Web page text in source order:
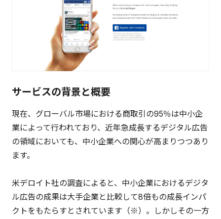
サービスの背景と概要
現在、グローバル市場における商取引の95％は中小企
業によって行われており、近年急成長するデジタル広告
の領域においても、中小企業への関心が高まりつつあり
ます。
米デロイト社の調査によると、中小企業におけるデジタ
ル広告の成果は大手企業と比較して8倍もの成長インパ
クトをもたらすとされています（※）。しかしその一方